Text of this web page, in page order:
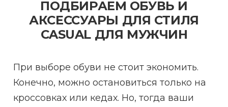
ПОДБИРАЕМ ОБУВЬ И
АКСЕССУАРЫ ДЛЯ СТИЛЯ
CASUAL ДЛЯ МУЖЧИН
При выборе обуви не стоит экономить.
Конечно, можно остановиться только на
кроссовках или кедах. Но, тогда ваши